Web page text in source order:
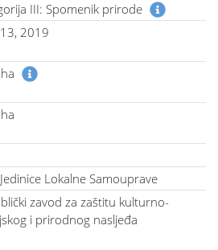
III: Spomenik prirode
2019
Lokalne Samouprave
zavod za zaštitu kulturno-
i prirodnog nasljeđa